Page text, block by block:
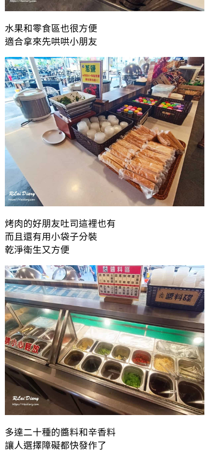
水果和零食區也很方便
適合拿來先哄哄小朋友
烤肉的好朋友吐司這裡也有
而且還有用小袋子分裝
乾淨衛生又方便
多達二十種的醬料和辛香料
讓人選擇障礙都快發作了